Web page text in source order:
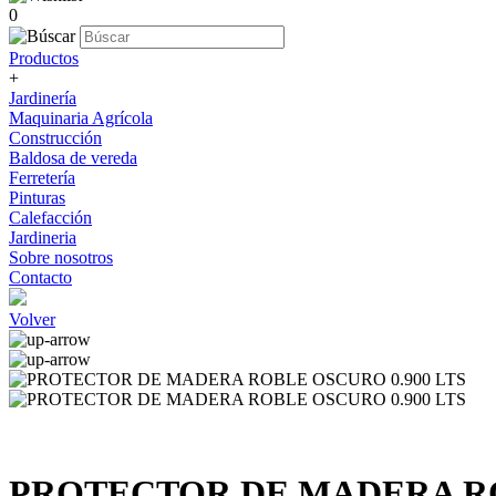
0
Productos
+
Jardinería
Maquinaria Agrícola
Construcción
Baldosa de vereda
Ferretería
Pinturas
Calefacción
Jardineria
Sobre nosotros
Contacto
Volver